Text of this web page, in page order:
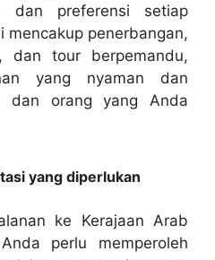
dan preferensi setiap
mencakup penerbangan,
dan tour berpemandu,
yang nyaman dan
dan orang yang Anda
yang diperlukan
ke Kerajaan Arab
perlu memperoleh